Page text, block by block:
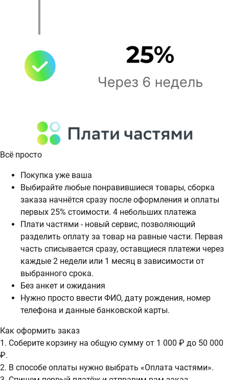
Всё просто
Покупка уже ваша
Выбирайте любые понравившиеся товары, сборка
заказа начнётся сразу после оформления и оплаты
первых 25% стоимости. 4 небольших платежа
Плати частями - новый сервис, позволяющий
разделить оплату за товар на равные части. Первая
часть списывается сразу, оставщиеся платежи через
каждые 2 недели или 1 месяц в зависимости от
выбранного срока.
Без анкет и ожидания
Нужно просто ввести ФИО, дату рождения, номер
телефона и данные банковской карты.
Как оформить заказ
1. Соберите корзину на общую сумму от 1 000 ₽ до 50 000
₽.
2. В способе оплаты нужно выбрать «Оплата частями».